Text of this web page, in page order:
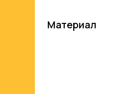
Материал